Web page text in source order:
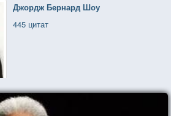
Джордж Бернард Шоу
445 цитат